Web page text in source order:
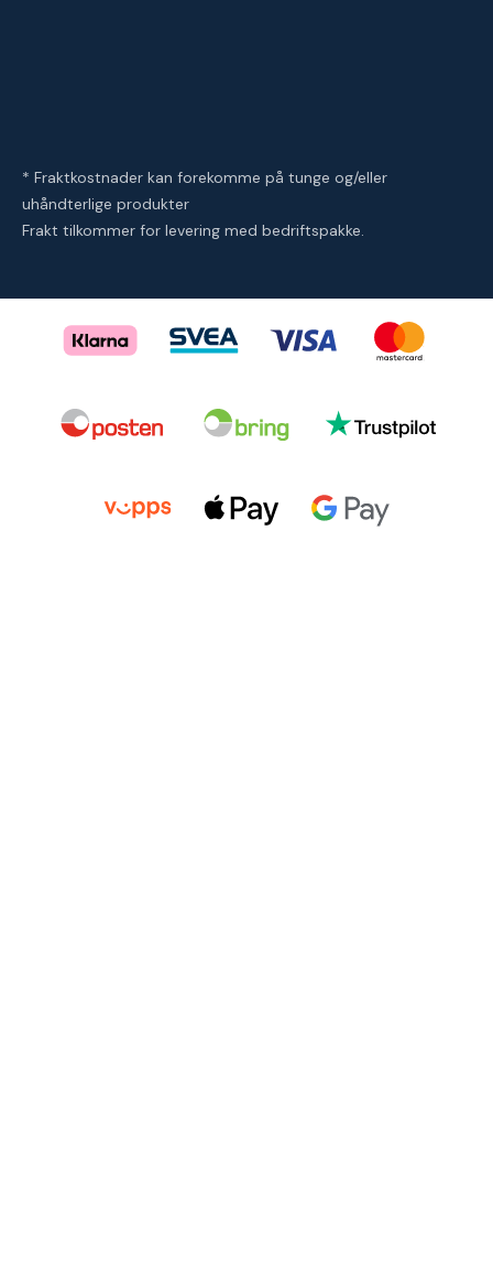
* Fraktkostnader kan forekomme på tunge og/eller
uhåndterlige produkter
Frakt tilkommer for levering med bedriftspakke.